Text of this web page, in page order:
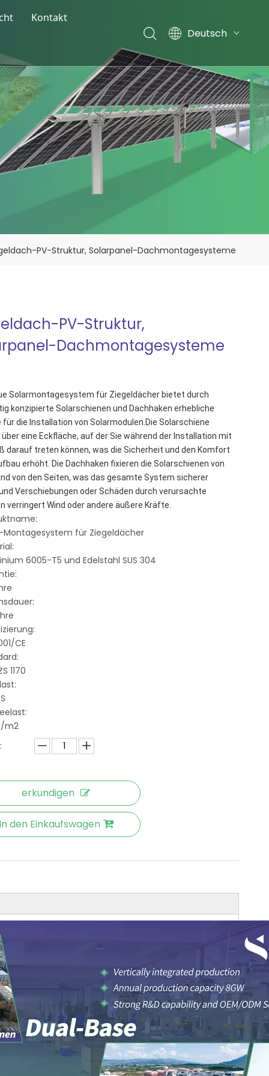
Kontakt
Deutsch
Français
Español
Italiano
Nederlands
PV-Struktur, Solarpanel-Dachmontagesysteme
PV-Struktur,
Dachmontagesysteme
Solarmontagesystem für Ziegeldächer bietet durch
konzipierte Solarschienen und Dachhaken erhebliche
für die Installation von Solarmodulen.Die Solarschiene
eine Eckfläche, auf der Sie während der Installation mit
darauf treten können, was die Sicherheit und den Komfort
erhöht. Die Dachhaken fixieren die Solarschienen von
von den Seiten, was das gesamte System sicherer
Verschiebungen oder Schäden durch verursachte
verringert Wind oder andere äußere Kräfte.
Montagesystem für Ziegeldächer
6005-T5 und Edelstahl SUS 304
CE
1170
m2
erkundigen
In den Einkaufswagen